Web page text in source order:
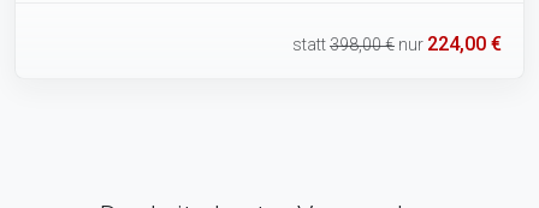
statt398,00 € nur 224,00 €